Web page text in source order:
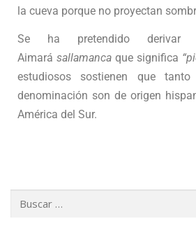
la cueva porque no proyectan
Se ha pretendido
Aimará sallamanca que significa
estudiosos sostienen que
denominación son de origen
América del Sur.